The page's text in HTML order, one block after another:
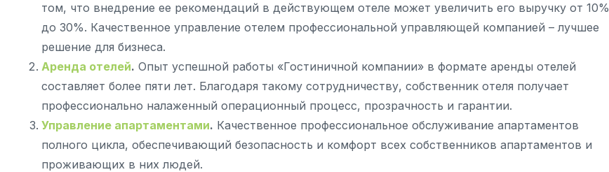
том, что внедрение ее рекомендаций в действующем отеле может увеличить его выручку от 10%
до 30%. Качественное управление отелем профессиональной управляющей компанией – лучшее
решение для бизнеса.
Аренда отелей. Опыт успешной работы «Гостиничной компании» в формате аренды отелей
составляет более пяти лет. Благодаря такому сотрудничеству, собственник отеля получает
профессионально налаженный операционный процесс, прозрачность и гарантии.
Управление апартаментами. Качественное профессиональное обслуживание апартаментов
полного цикла, обеспечивающий безопасность и комфорт всех собственников апартаментов и
проживающих в них людей.